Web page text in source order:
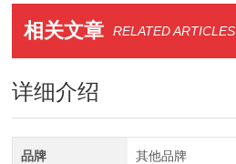
相关文章 RELATED ARTICLES
详细介绍
品牌 其他品牌